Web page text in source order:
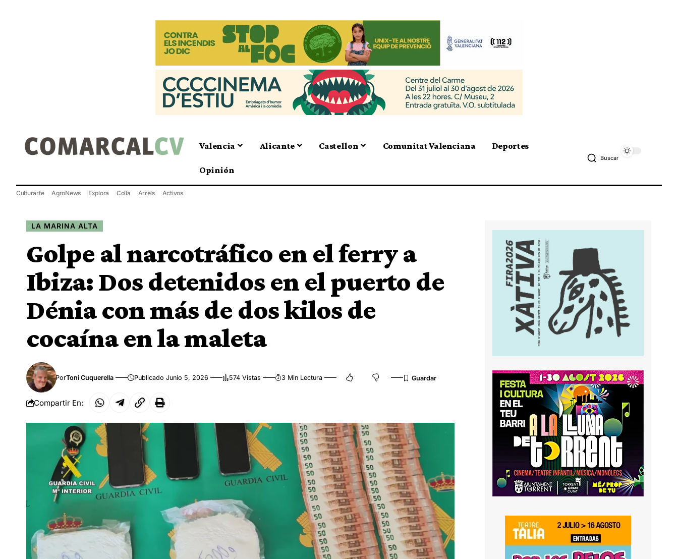
Valencia Alicante Castellon Comunitat Valenciana Deportes
Opinión
Buscar
Culturarte AgroNews Explora Colla Arrels Activos
LA MARINA ALTA
Golpe al narcotráfico en el ferry a
Ibiza: Dos detenidos en el puerto de
Dénia con más de dos kilos de
cocaína en la maleta
PorToni Cuquerella Publicado Junio 5, 2026 574 Vistas 3 Min Lectura
Compartir En: